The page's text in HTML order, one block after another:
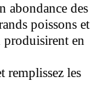
abondance des
poissons et
produisirent en
remplissez les